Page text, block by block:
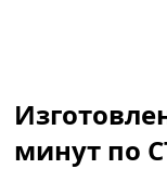
минут по